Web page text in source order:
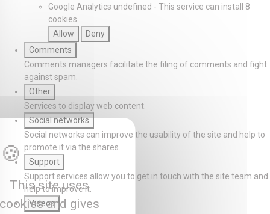
Google Analytics undefined - This service can install 8
cookies.
Allow
Deny
Comments
Comments managers facilitate the filing of comments and fight
against spam.
Other
Services to display web content.
Social networks
Social networks can improve the usability of the site and help to
promote it via the shares.
Support
Support services allow you to get in touch with the site team and
help to improve it.
Videos
This site uses
and gives